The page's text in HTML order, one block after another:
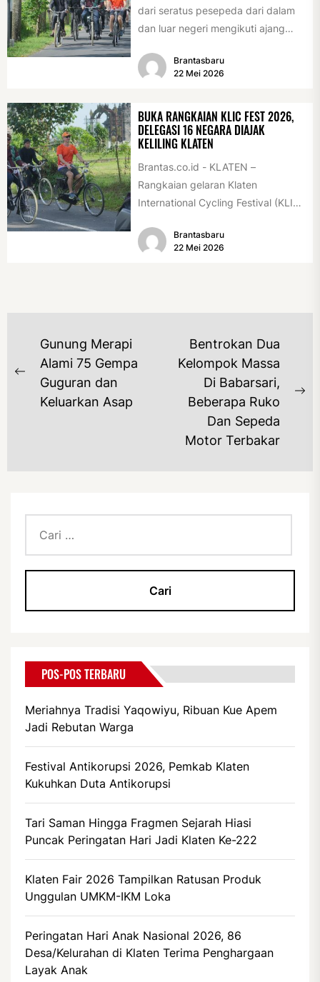
dari seratus pesepeda dari dalam
dan luar negeri mengikuti ajang
Association Rally...
Brantasbaru
22 Mei 2026
BUKA RANGKAIAN KLIC FEST 2026,
DELEGASI 16 NEGARA DIAJAK
KELILING KLATEN
Brantas.co.id - KLATEN –
Rangkaian gelaran Klaten
International Cycling Festival (KLIC
(17/5/2026). Rangkaian kegiatan
dibuka...
Brantasbaru
22 Mei 2026
NAVIGASI
POS
Previous
post:
Gunung Merapi
Alami 75 Gempa
Guguran dan
Keluarkan Asap
Bentrokan Dua
Kelompok Massa
Di Babarsari,
Beberapa Ruko
Dan Sepeda
Motor Terbakar
untuk:
POS-POS TERBARU
Meriahnya Tradisi Yaqowiyu, Ribuan Kue Apem
Jadi Rebutan Warga
Festival Antikorupsi 2026, Pemkab Klaten
Kukuhkan Duta Antikorupsi
Tari Saman Hingga Fragmen Sejarah Hiasi
Puncak Peringatan Hari Jadi Klaten Ke-222
Klaten Fair 2026 Tampilkan Ratusan Produk
Unggulan UMKM-IKM Loka
Peringatan Hari Anak Nasional 2026, 86
Desa/Kelurahan di Klaten Terima Penghargaan
Layak Anak